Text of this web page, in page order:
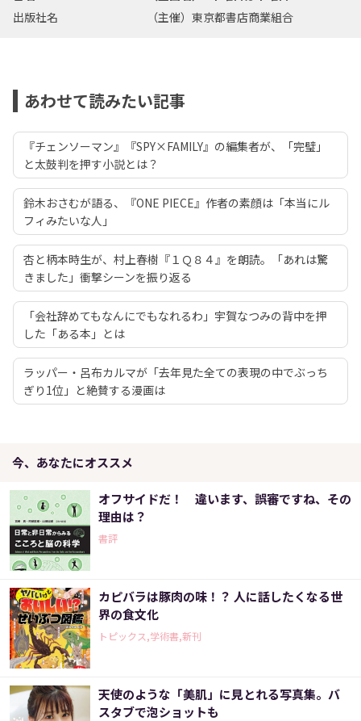
出版社名
（主催）東京都書店商業組合
あわせて読みたい記事
『チェンソーマン』『SPY×FAMILY』の編集者が、「完璧」
と太鼓判を押す小説とは？
鈴木おさむが語る、『ONE PIECE』作者の素顔は「本当にル
フィみたいな人」
杏と柄本時生が、村上春樹『１Ｑ８４』を朗読。「あれは驚
きました」衝撃シーンを振り返る
「会社辞めてもなんにでもなれるわ」宇賀なつみの背中を押
した「ある本」とは
ラッパー・呂布カルマが「去年見た全ての表現の中でぶっち
ぎり1位」と絶賛する漫画は
今、あなたにオススメ
オフサイドだ！ 違います、誤審ですね、その
理由は？
書評
カピバラは豚肉の味！？ 人に話したくなる世
界の食文化
トピックス,学術書,新刊
天使のような「美肌」に見とれる写真集。バ
スタブで泡ショットも